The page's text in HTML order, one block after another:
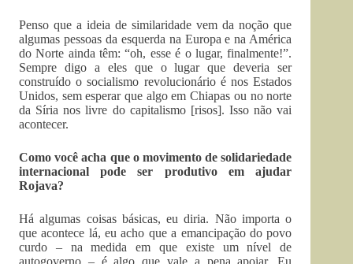
Penso que a ideia de similaridade vem da noção que
algumas pessoas da esquerda na Europa e na América
do Norte ainda têm: “oh, esse é o lugar, finalmente!”.
Sempre digo a eles que o lugar que deveria ser
construído o socialismo revolucionário é nos Estados
Unidos, sem esperar que algo em Chiapas ou no norte
da Síria nos livre do capitalismo [risos]. Isso não vai
acontecer.
Como você acha que o movimento de solidariedade
internacional pode ser produtivo em ajudar
Rojava?
Há algumas coisas básicas, eu diria. Não importa o
que acontece lá, eu acho que a emancipação do povo
curdo – na medida em que existe um nível de